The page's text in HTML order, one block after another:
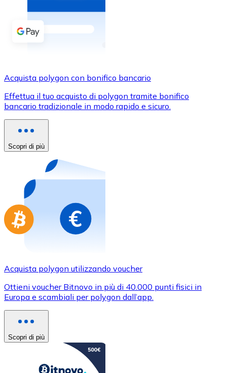
Acquista con contanti
Bonifico SEPA
Carta di credito / debito
Usa le carte Visa e Mastercard per acquistare
Acquista con carta
Acquista gift card dei tuoi marchi preferiti con
Vai al negozio di carte regalo
Acquista polygon con bonifico bancario
Effettua il tuo acquisto di polygon tramite bonifico
bancario tradizionale in modo rapido e sicuro.
Scopri di più
Acquista polygon utilizzando voucher
Ottieni voucher Bitnovo in più di 40.000 punti fisici in
Europa e scambiali per polygon dall’app.
Scopri di più